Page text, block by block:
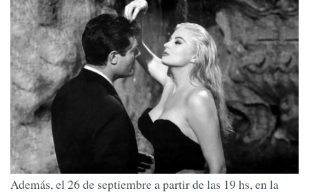
Además, el 26 de septiembre a partir de las 19 hs, en la